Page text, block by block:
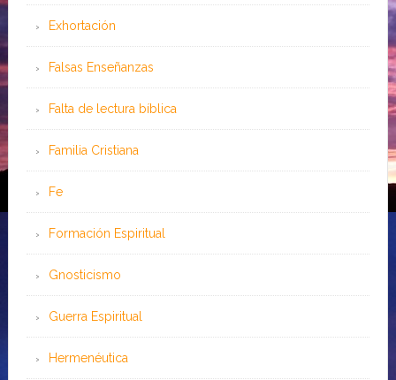
Exhortación
Falsas Enseñanzas
Falta de lectura bíblica
Familia Cristiana
Fe
Formación Espiritual
Gnosticismo
Guerra Espiritual
Hermenéutica